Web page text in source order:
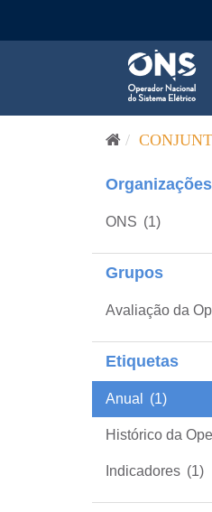
Organizações
ONS (1)
Grupos
Avaliação da
Etiquetas
Anual (1)
Histórico da
Indicadores (1)